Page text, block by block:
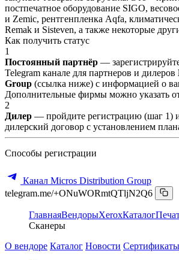
постпечатное оборудование SIGO,
и Zemic, рентгенпленка Aqfa,
Remak и Sisteven, а также некоторые
Как получить статус
1
Постоянный партнёр —
Telegram канале для партнеров и дилеров
Group (ссылка ниже) с информацией о
Дополнительные фирмы можно указать
2
Дилер — пройдите регистрацию (шаг 1)
дилерский договор с установлением
Способы регистрации
Канал Micros Distribution Group
telegram.me/+ONuWORmtQTljN2Q6
ГлавнаяВендорыXeroxКаталог
Сканеры
О вендоре Каталог Новости Сертификаты